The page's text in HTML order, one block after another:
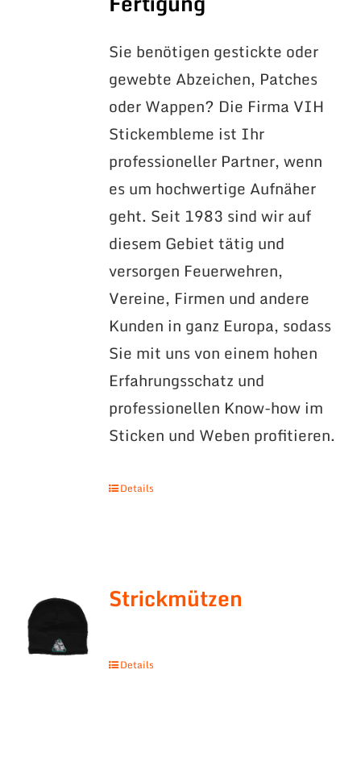
Sie benötigen gestickte oder
gewebte Abzeichen, Patches
oder Wappen? Die Firma VIH
Stickembleme ist Ihr
professioneller Partner, wenn
es um hochwertige Aufnäher
geht. Seit 1983 sind wir auf
diesem Gebiet tätig und
versorgen Feuerwehren,
Vereine, Firmen und andere
Kunden in ganz Europa, sodass
Sie mit uns von einem hohen
Erfahrungsschatz und
professionellen Know-how im
Sticken und Weben profitieren.
Details
Strickmützen
Details